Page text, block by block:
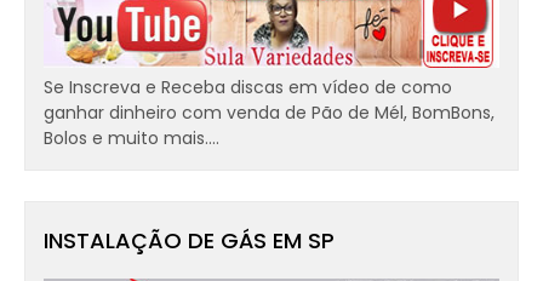
Se Inscreva e Receba discas em vídeo de como
ganhar dinheiro com venda de Pão de Mél, BomBons,
Bolos e muito mais....
INSTALAÇÃO DE GÁS EM SP